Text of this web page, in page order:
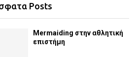
Posts
Mermaiding στην αθλητική
επιστήμη